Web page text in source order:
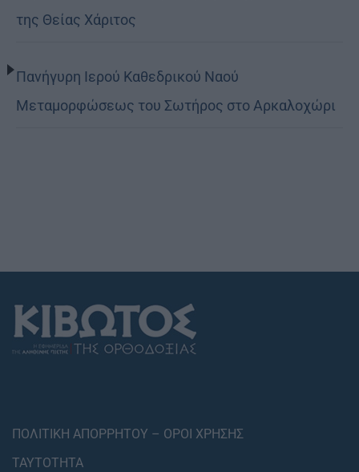
της Θείας Χάριτος
Πανήγυρη Ιερού Καθεδρικού Ναού
Μεταμορφώσεως του Σωτήρος στο Αρκαλοχώρι
ΠΟΛΙΤΙΚΗ ΑΠΟΡΡΗΤΟΥ – ΟΡΟΙ ΧΡΗΣΗΣ
ΤΑΥΤΟΤΗΤΑ